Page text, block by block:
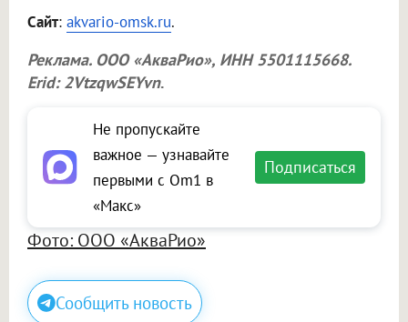
Сайт: akvario-omsk.ru.
Реклама. ООО «АкваРио», ИНН 5501115668.
Erid: 2VtzqwSEYvn.
Не пропускайте
важное — узнавайте
первыми с Om1 в
«Макс»
Подписаться
Фото: ООО «АкваРио»
Сообщить новость